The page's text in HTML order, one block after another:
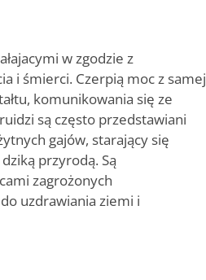
w zgodzie z
i śmierci. Czerpią moc z samej
komunikowania się ze
są często przedstawiani
gajów, starający się
przyrodą. Są
zagrożonych
uzdrawiania ziemi i